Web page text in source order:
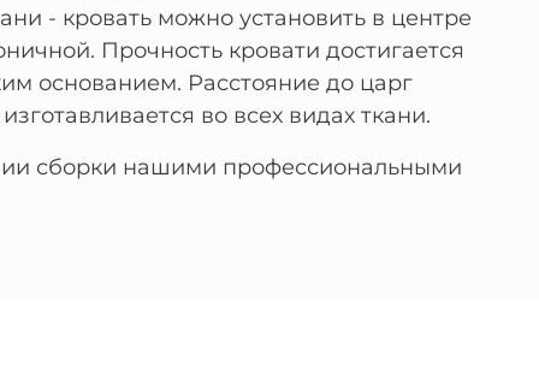
- кровать можно установить в центре
Прочность кровати достигается
основанием. Расстояние до царг
во всех видах ткани.
сборки нашими профессиональными